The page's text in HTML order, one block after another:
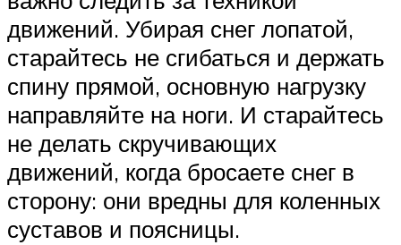
движений. Убирая снег лопатой,
старайтесь не сгибаться и держать
спину прямой, основную нагрузку
направляйте на ноги. И старайтесь
не делать скручивающих
движений, когда бросаете снег в
сторону: они вредны для коленных
суставов и поясницы.